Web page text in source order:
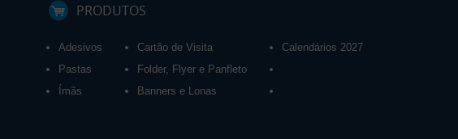
PRODUTOS
Adesivos
Pastas
Ímãs
Cartão de Visita
Folder, Flyer e Panfleto
Banners e Lonas
Calendários 2027